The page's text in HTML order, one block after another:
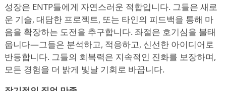
성장은 ENTP들에게 자연스러운 적합입니다. 그들은 새로
운 기술, 대담한 프로젝트, 또는 타인의 피드백을 통해 마
음을 확장하는 도전을 추구합니다. 좌절은 호기심을 불태
웁니다—그들은 분석하고, 적응하고, 신선한 아이디어로
반등합니다. 그들의 회복력은 지속적인 진화를 보장하며,
모든 경험을 더 밝게 빛날 기회로 바꿉니다.